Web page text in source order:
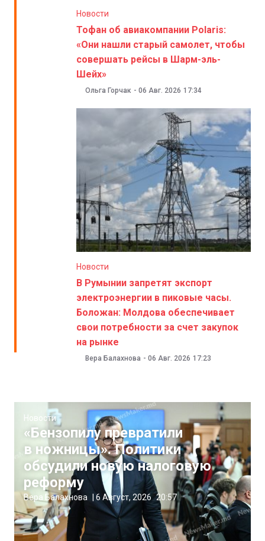
Новости
Тофан об авиакомпании Polaris:
«Они нашли старый самолет, чтобы
совершать рейсы в Шарм-эль-
Шейх»
Ольга Горчак - 06 Авг. 2026 17:34
Новости
В Румынии запретят экспорт
электроэнергии в пиковые часы.
Боложан: Молдова обеспечивает
свои потребности за счет закупок
на рынке
Вера Балахнова - 06 Авг. 2026 17:23
Новости
«Бензопилу превратили
в ножницы». Политики
обсудили новую налоговую
реформу
Вера Балахнова | 6 Август, 2026 20:57